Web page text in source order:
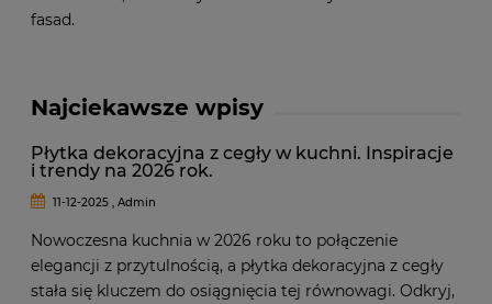
fasad.
Najciekawsze wpisy
Płytka dekoracyjna z cegły w kuchni. Inspiracje
i trendy na 2026 rok.
11-12-2025 , Admin
Nowoczesna kuchnia w 2026 roku to połączenie
elegancji z przytulnością, a płytka dekoracyjna z cegły
stała się kluczem do osiągnięcia tej równowagi. Odkryj,